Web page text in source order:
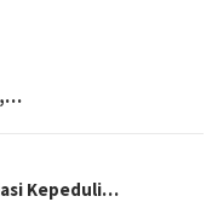
Kepeduli…